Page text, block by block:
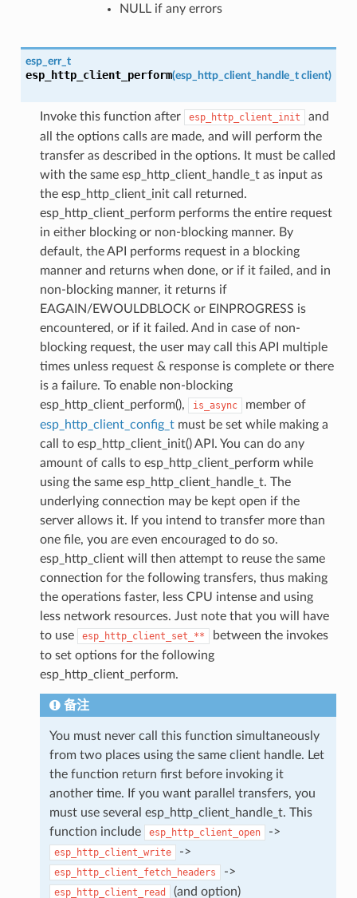
NULL if any errors
esp_err_t
esp_http_client_perform(esp_http_client_handle_t client)
Invoke this function after esp_http_client_init
and
all the options calls are made, and will perform the
transfer as described in the options. It must be called
with the same esp_http_client_handle_t as input as
the esp_http_client_init call returned.
esp_http_client_perform performs the entire request
in either blocking or non-blocking manner. By
default, the API performs request in a blocking
manner and returns when done, or if it failed, and in
non-blocking manner, it returns if
EAGAIN/EWOULDBLOCK or EINPROGRESS is
encountered, or if it failed. And in case of non-
blocking request, the user may call this API multiple
times unless request & response is complete or there
is a failure. To enable non-blocking
esp_http_client_perform(),
is_async
member of
esp_http_client_config_tmust be set while making a
call to esp_http_client_init() API. You can do any
amount of calls to esp_http_client_perform while
using the same esp_http_client_handle_t. The
underlying connection may be kept open if the
server allows it. If you intend to transfer more than
one file, you are even encouraged to do so.
esp_http_client will then attempt to reuse the same
connection for the following transfers, thus making
the operations faster, less CPU intense and using
less network resources. Just note that you will have
to use
esp_http_client_set_**
between the invokes
to set options for the following
esp_http_client_perform.
备注
You must never call this function simultaneously
from two places using the same client handle. Let
the function return first before invoking it
another time. If you want parallel transfers, you
must use several esp_http_client_handle_t. This
function include
esp_http_client_open ->
esp_http_client_write ->
esp_http_client_fetch_headers ->
esp_http_client_read (and option)